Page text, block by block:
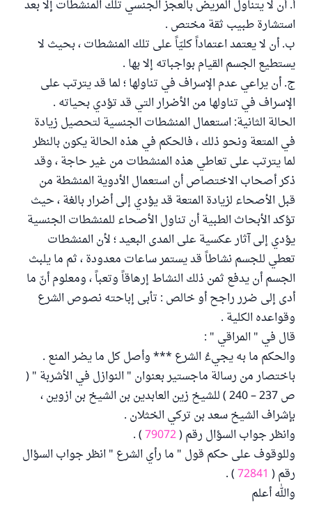
أ. أن لا يتناول المريض بالعجز الجنسي تلك المنشطات إلا بعد
استشارة طبيب ثقة مختص .
ب. أن لا يعتمد اعتماداً كليّاً على تلك المنشطات ، بحيث لا
يستطيع الجسم القيام بواجباته إلا بها .
ج. أن يراعي عدم الإسراف في تناولها ؛ لما قد يترتب على
الإسراف في تناولها من الأضرار التي قد تؤدي بحياته .
الحالة الثانية: استعمال المنشطات الجنسية لتحصيل زيادة
في المتعة ونحو ذلك ، فالحكم في هذه الحالة يكون بالنظر
لما يترتب على تعاطي هذه المنشطات من غير حاجة ، وقد
ذكر أصحاب الاختصاص أن استعمال الأدوية المنشطة من
قبل الأصحاء لزيادة المتعة قد يؤدي إلى أضرار بالغة ، حيث
تؤكد الأبحاث الطبية أن تناول الأصحاء للمنشطات الجنسية
يؤدي إلى آثار عكسية على المدى البعيد ؛ لأن المنشطات
تعطي للجسم نشاطاً قد يستمر ساعات معدودة ، ثم ما يلبث
الجسم أن يدفع ثمن ذلك النشاط إرهاقاً وتعباً ، ومعلوم أنّ ما
أدى إلى ضرر راجح أو خالص : تأبى إباحته نصوص الشرع
وقواعده الكلية .
قال في " المراقي " :
والحكم ما به يجيءُ الشرع *** وأصل كل ما يضر المنع .
باختصار من رسالة ماجستير بعنوان " النوازل في الأشربة " (
ص 237 – 240 ) للشيخ زين العابدين بن الشيخ بن ازوين ،
بإشراف الشيخ سعد بن تركي الخثلان .
وانظر جواب السؤال رقم (79072
) .
وللوقوف على حكم قول " ما رأي الشرع " انظر جواب السؤال
رقم ( 72841
) .
والله أعلم